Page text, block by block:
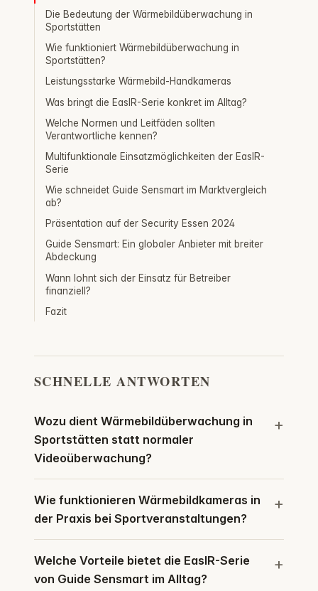
Die Bedeutung der Wärmebildüberwachung in
Sportstätten
Wie funktioniert Wärmebildüberwachung in
Sportstätten?
Leistungsstarke Wärmebild-Handkameras
Was bringt die EasIR-Serie konkret im Alltag?
Welche Normen und Leitfäden sollten
Verantwortliche kennen?
Multifunktionale Einsatzmöglichkeiten der EasIR-
Serie
Wie schneidet Guide Sensmart im Marktvergleich
ab?
Präsentation auf der Security Essen 2024
Guide Sensmart: Ein globaler Anbieter mit breiter
Abdeckung
Wann lohnt sich der Einsatz für Betreiber
finanziell?
Fazit
SCHNELLE ANTWORTEN
Wozu dient Wärmebildüberwachung in
Sportstätten statt normaler
Videoüberwachung?
Wie funktionieren Wärmebildkameras in
der Praxis bei Sportveranstaltungen?
Welche Vorteile bietet die EasIR-Serie
von Guide Sensmart im Alltag?